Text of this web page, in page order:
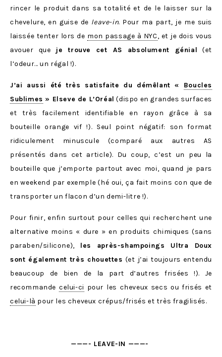
rincer le produit dans sa totalité et de le laisser sur la
chevelure, en guise de leave-in. Pour ma part, je me suis
laissée tenter lors de mon passage à NYC, et je dois vous
avouer que
je trouve cet AS absolument génial (et
l’odeur… un régal !).
J’ai aussi été très satisfaite du démêlant « Boucles
Sublimes » Elseve de L’Oréal (dispo en grandes surfaces
et très facilement identifiable en rayon grâce à sa
bouteille orange vif !). Seul point négatif: son format
ridiculement minuscule (comparé aux autres AS
présentés dans cet article). Du coup, c’est un peu la
bouteille que j’emporte partout avec moi, quand je pars
en weekend par exemple (hé oui, ça fait moins con que de
transporter un flacon d’un demi-litre !).
Pour finir, enfin surtout pour celles qui recherchent une
alternative moins « dure » en produits chimiques (sans
paraben/silicone), les après-shampoings Ultra Doux
sont également très chouettes (et j’ai toujours entendu
beaucoup de bien de la part d’autres frisées !). Je
recommande celui-ci pour les cheveux secs ou frisés et
celui-là pour les cheveux crépus/frisés et très fragilisés.
———- LEAVE-IN ———-